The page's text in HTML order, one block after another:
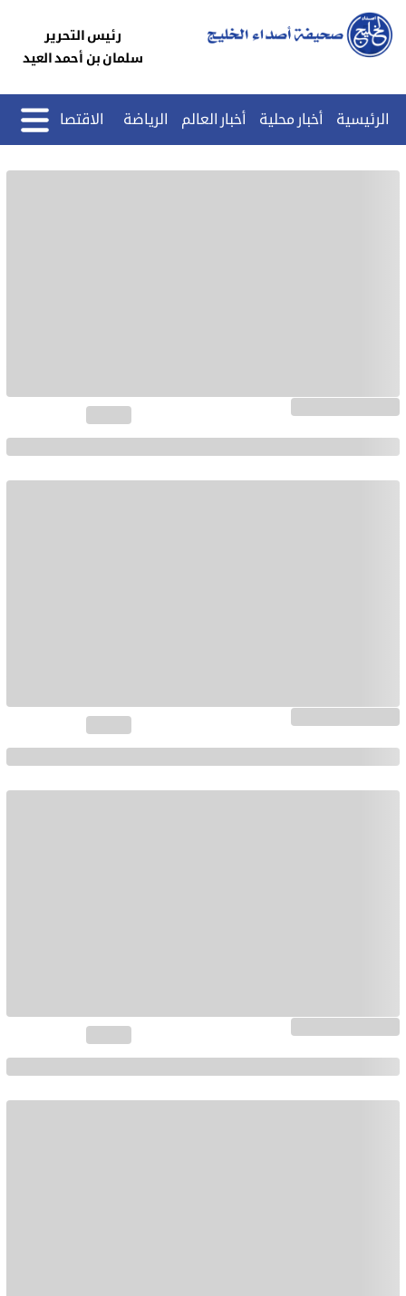
رئيس التحرير
سلمان بن أحمد العيد
الرئيسية أخبار محلية أخبار العالم الرياضة الاقتصاد